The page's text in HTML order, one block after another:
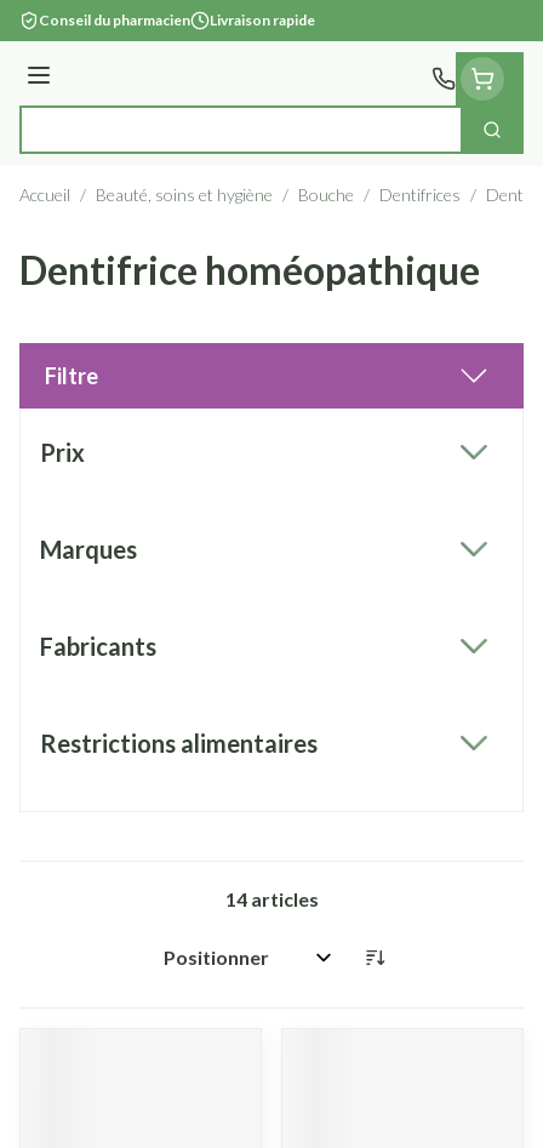
Aller au contenu
Conseil du pharmacien Livraison rapide
Menu
Accueil / Beauté, soins et hygiène / Bouche / Dentifrices /
Dentifrice homéopathique
Filtre
Prix
Marques
Fabricants
Restrictions alimentaires
14articles
Trier par: